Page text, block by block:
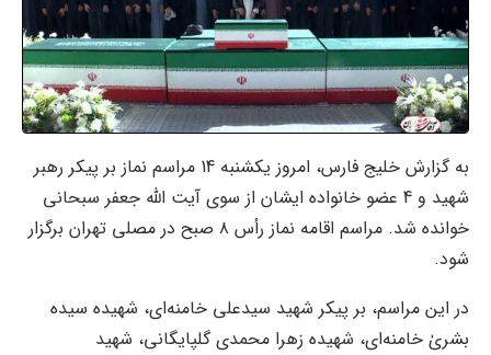
به گزارش خلیج فارس، امروز یکشنبه 14 مراسم نماز بر پیکر رهبر
شهید و 4 عضو خانواده ایشان از سوی آیت الله جعفر سبحانی
خوانده شد. مراسم اقامه نماز رأس ۸ صبح در مصلی تهران برگزار
شود.
در این مراسم، بر پیکر شهید سیدعلی خامنه‌ای، شهیده سیده
بشریٰ خامنه‌ای، شهیده زهرا محمدی گلپایگانی، شهید